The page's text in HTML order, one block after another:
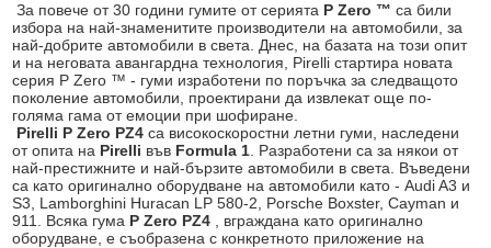
За повече от 30 години гумите от серията P Zero ™ са били
избора на най-знаменитите производители на автомобили, за
най-добрите автомобили в света. Днес, на базата на този опит
и на неговата авангардна технология, Pirelli стартира новата
серия P Zero ™ - гуми изработени по поръчка за следващото
поколение автомобили, проектирани да извлекат още по-
голяма гама от емоции при шофиране.
Pirelli P Zero PZ4 са високоскоростни летни гуми, наследени
от опита на Pirelli във Formula 1. Разработени са за някои от
най-престижните и най-бързите автомобили в света. Въведени
са като оригинално оборудване на автомобили като - Audi A3 и
S3, Lamborghini Huracan LP 580-2, Porsche Boxster, Cayman и
911. Всяка гума P Zero PZ4 , вграждана като оригинално
оборудване, е съобразена с конкретното приложение на